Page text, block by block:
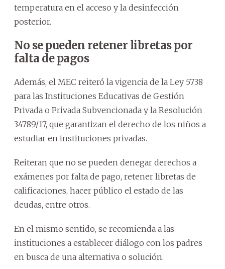
temperatura en el acceso y la desinfección
posterior.
No se pueden retener libretas por
falta de pagos
Además, el MEC reiteró la vigencia de la Ley 5738
para las Instituciones Educativas de Gestión
Privada o Privada Subvencionada y la Resolución
34789/17, que garantizan el derecho de los niños a
estudiar en instituciones privadas.
Reiteran que no se pueden denegar derechos a
exámenes por falta de pago, retener libretas de
calificaciones, hacer público el estado de las
deudas, entre otros.
En el mismo sentido, se recomienda a las
instituciones a establecer diálogo con los padres
en busca de una alternativa o solución.